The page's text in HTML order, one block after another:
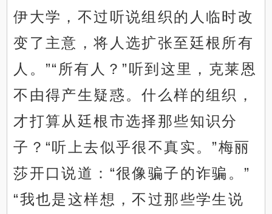
伊大学，不过听说组织的人临时改
变了主意，将人选扩张至廷根所有
人。”“所有人？”听到这里，克莱恩
不由得产生疑惑。什么样的组织，
才打算从廷根市选择那些知识分
子？“听上去似乎很不真实。”梅丽
莎开口说道：“很像骗子的诈骗。”
“我也是这样想，不过那些学生说